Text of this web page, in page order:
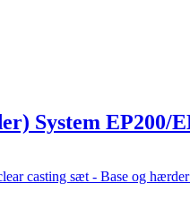
System EP200/